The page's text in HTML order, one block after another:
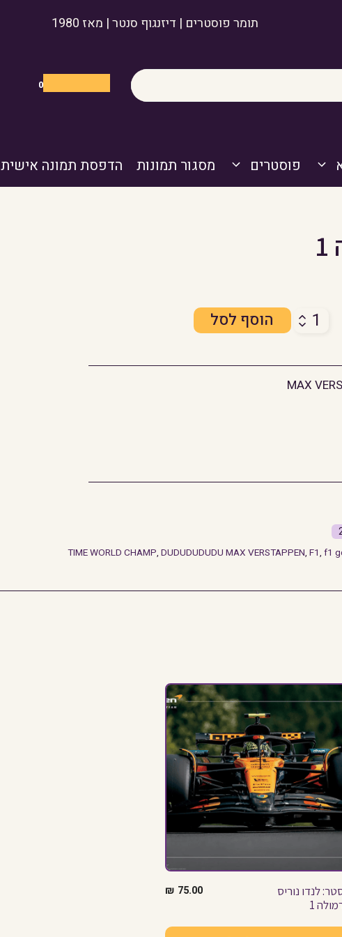
תומר פוסטרים | דיזנגוף סנטר | מאז 1980
0
פוסטרים מסגור תמונות הדפסת תמונה אישית
כמות
וורסטאפן
פורמולה
הוסף לסל
, DUDUDUDUDU MAX VERSTAPPEN, F1, f1
לנדו נוריס
1
75.00
₪